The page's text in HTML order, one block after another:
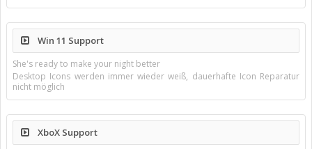
Win 11 Support
She's ready to make your night better
Desktop Icons werden immer wieder weiß, dauerhafte Icon Reparatur
nicht möglich
XboX Support